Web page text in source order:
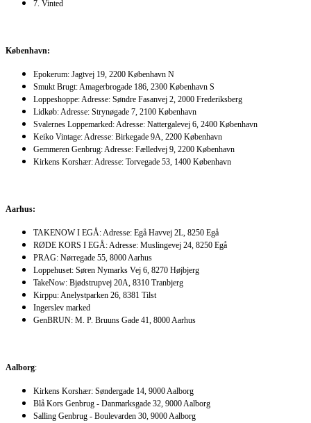
7. Vinted
København:
Epokerum: Jagtvej 19, 2200 København N
Smukt Brugt: Amagerbrogade 186, 2300 København S
Loppeshoppe: Adresse: Søndre Fasanvej 2, 2000 Frederiksberg
Lidkøb: Adresse: Strynøgade 7, 2100 København
Svalernes Loppemarked: Adresse: Nattergalevej 6, 2400 København
Keiko Vintage: Adresse: Birkegade 9A, 2200 København
Gemmeren Genbrug: Adresse: Fælledvej 9, 2200 København
Kirkens Korshær: Adresse: Torvegade 53, 1400 København
Aarhus:
TAKENOW I EGÅ: Adresse: Egå Havvej 2L, 8250 Egå
RØDE KORS I EGÅ: Adresse: Muslingevej 24, 8250 Egå
PRAG: Nørregade 55, 8000 Aarhus
Loppehuset: Søren Nymarks Vej 6, 8270 Højbjerg
TakeNow: Bjødstrupvej 20A, 8310 Tranbjerg
Kirppu: Anelystparken 26, 8381 Tilst
Ingerslev marked
GenBRUN: M. P. Bruuns Gade 41, 8000 Aarhus
Aalborg:
Kirkens Korshær: Søndergade 14, 9000 Aalborg
Blå Kors Genbrug - Danmarksgade 32, 9000 Aalborg
Salling Genbrug - Boulevarden 30, 9000 Aalborg